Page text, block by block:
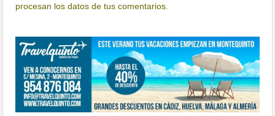
procesan los datos de tus comentarios.